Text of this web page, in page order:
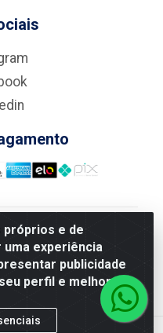
e de
experiência
publicidade
perfil e melhorar a
de Construção LTDA
Da Penha, Rio de
CNPJ: 11.003.135/0001-